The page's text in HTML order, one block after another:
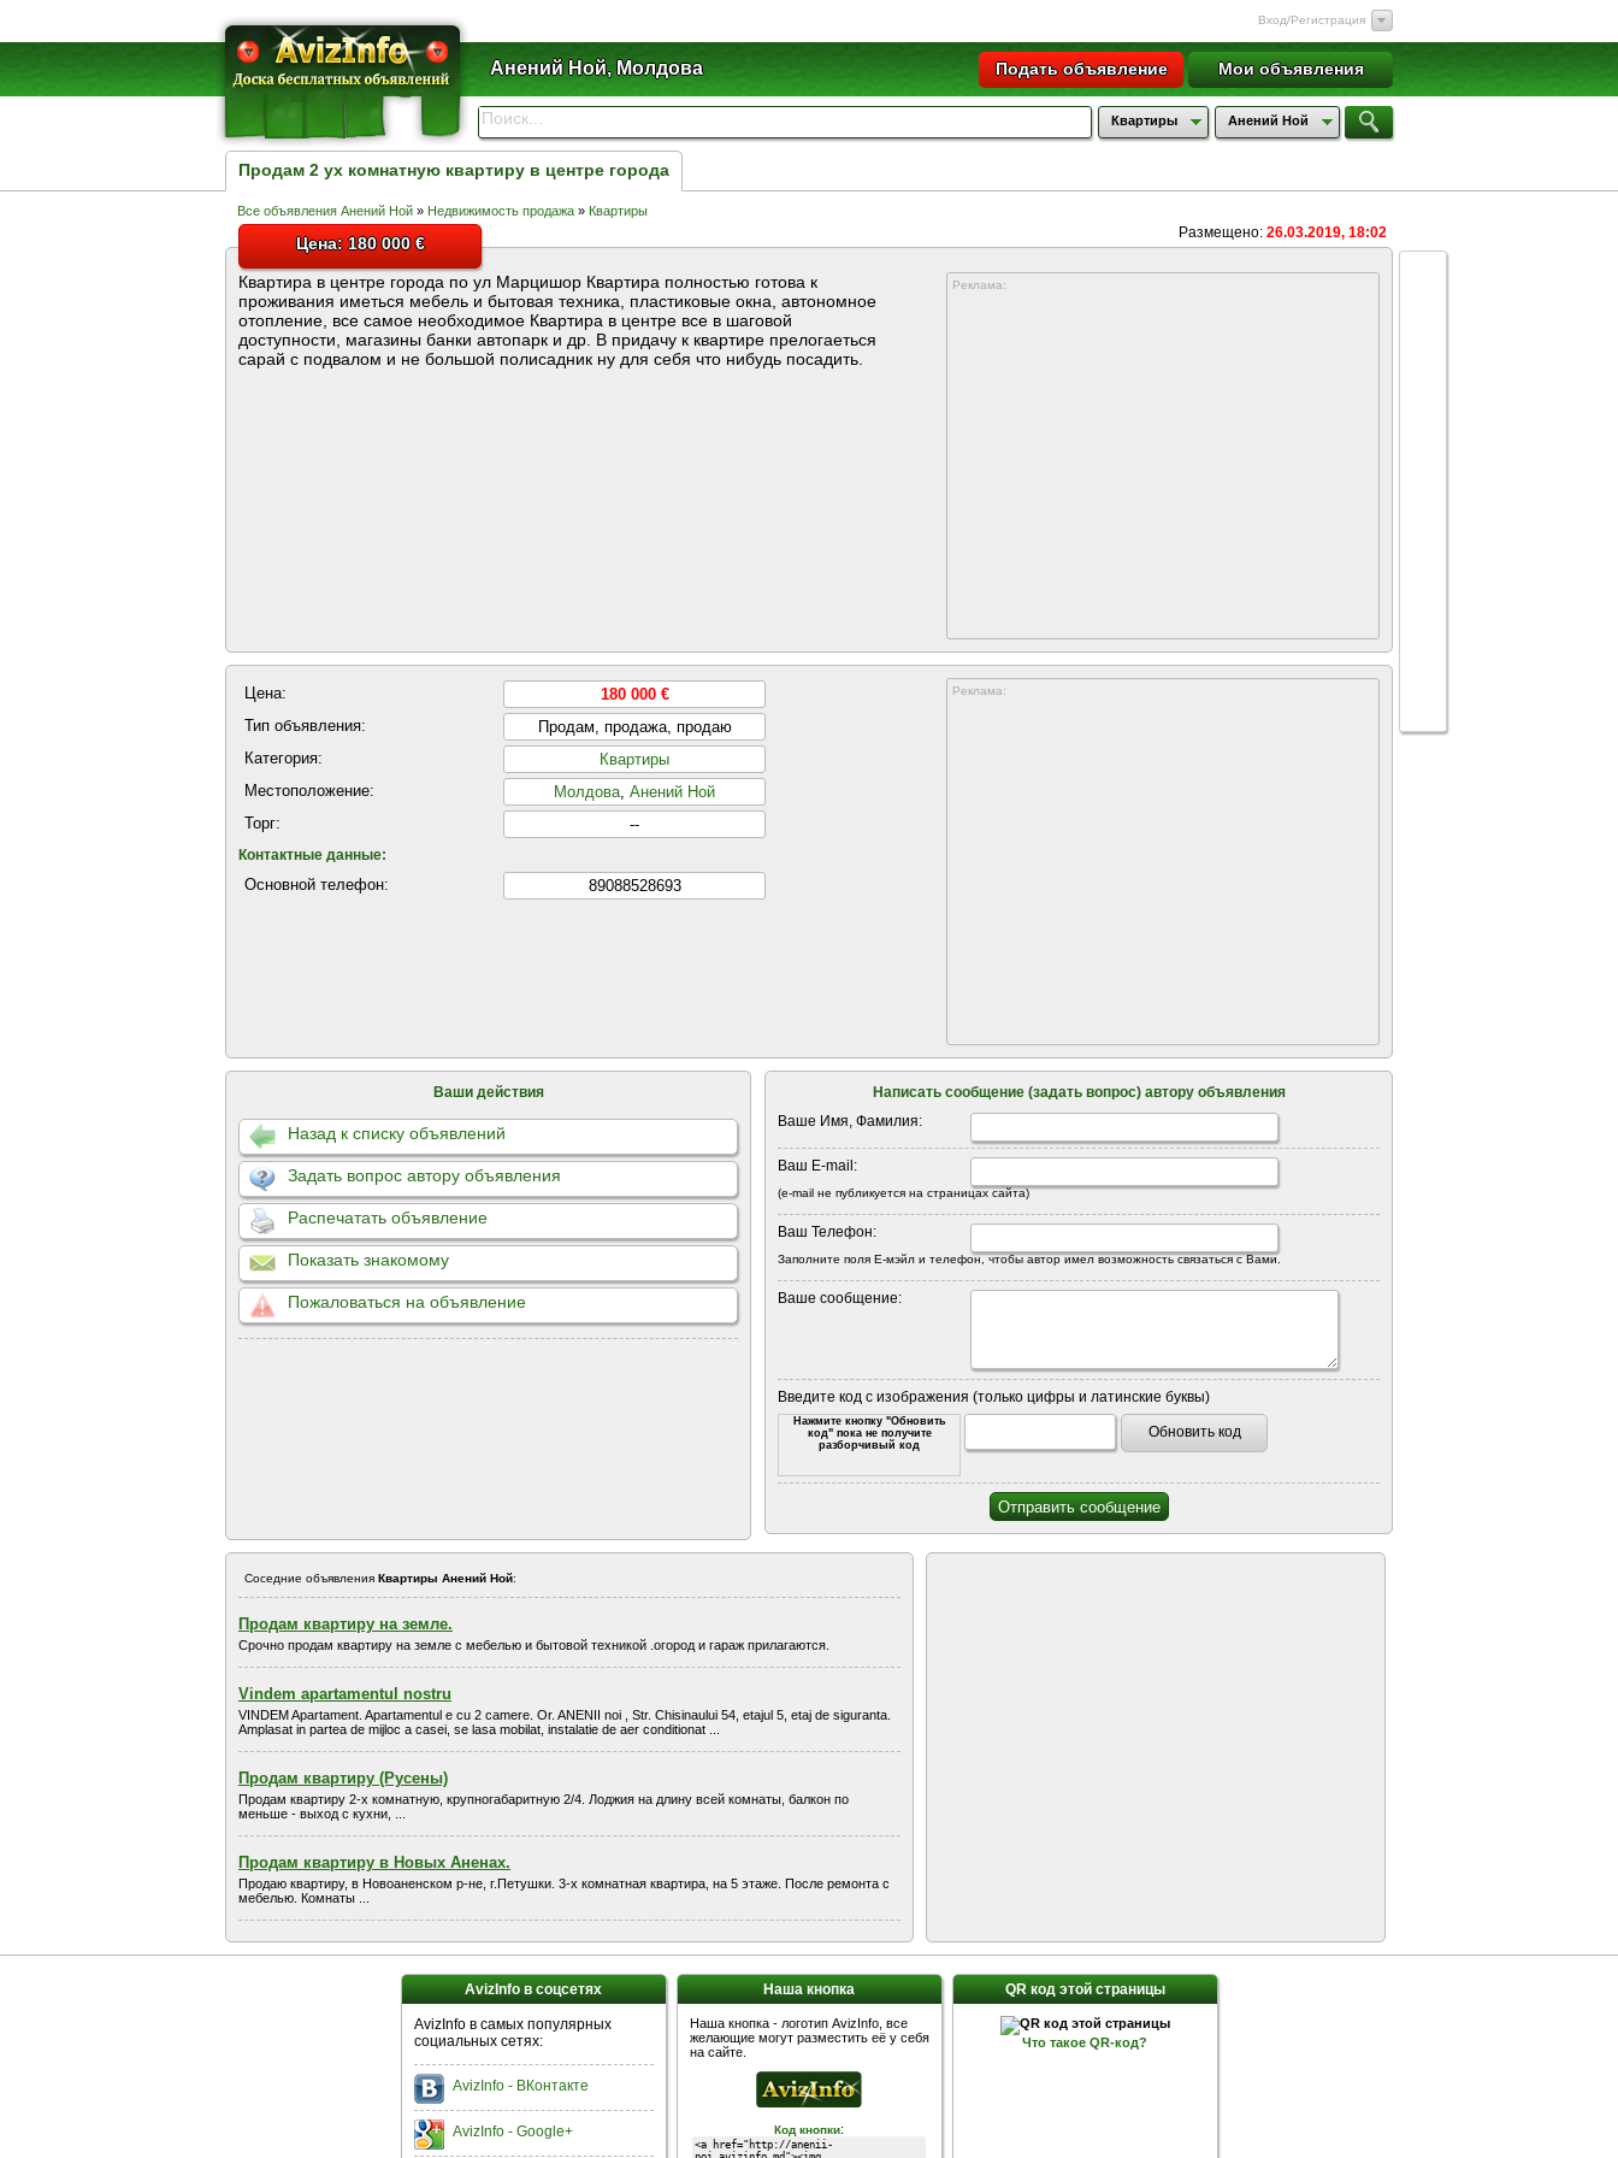
Вход/Регистрация
Анений Ной, Молдова Мои объявления
Подать объявление
Квартиры Анений Ной
Продам 2 ух комнатную квартиру в центре города
Все объявления Анений Ной » Недвижимость продажа » Квартиры
Размещено: 26.03.2019, 18:02
Цена: 180 000 €
Реклама:
Квартира в центре города по ул Марцишор Квартира полностью готова к
проживания иметься мебель и бытовая техника, пластиковые окна, автономное
отопление, все самое необходимое Квартира в центре все в шаговой
доступности, магазины банки автопарк и др. В придачу к квартире прелогаеться
сарай с подвалом и не большой полисадник ну для себя что нибудь посадить.
Цена:
180 000 €
Тип объявления:
Продам, продажа, продаю
Категория:
Квартиры
Местоположение:
Молдова, Анений Ной
Торг:
--
Контактные данные:
Основной телефон: 89088528693
Реклама:
Ваши действия
Назад к списку объявлений
Задать вопрос автору объявления
Распечатать объявление
Показать знакомому
Пожаловаться на объявление
Написать сообщение (задать вопрос) автору объявления
Ваше Имя, Фамилия:
Ваш E-mail:
(e-mail не публикуется на страницах сайта)
Ваш Телефон:
Заполните поля Е-мэйл и телефон, чтобы автор имел возможность связаться с Вами.
Ваше сообщение:
Введите код с изображения (только цифры и латинские буквы)
Нажмите кнопку "Обновить
код" пока не получите
разборчивый код
Обновить код
Соседние объявления Квартиры Анений Ной:
Продам квартиру на земле.
Срочно продам квартиру на земле с мебелью и бытовой техникой .огород и гараж прилагаются.
Vindem apartamentul nostru
VINDEM Apartament. Apartamentul e cu 2 camere. Or. ANENII noi , Str. Chisinaului 54, etajul 5, etaj de siguranta.
Amplasat in partea de mijloc a casei, se lasa mobilat, instalatie de aer conditionat ...
Продам квартиру (Русены)
Продам квартиру 2-х комнатную, крупногабаритную 2/4. Лоджия на длину всей комнаты, балкон по
меньше - выход с кухни, ...
Продам квартиру в Новых Аненах.
Продаю квартиру, в Новоаненском р-не, г.Петушки. 3-х комнатная квартира, на 5 этаже. После ремонта с
мебелью. Комнаты ...
AvizInfo в соцсетях
AvizInfo в самых популярных
социальных сетях:
AvizInfo - ВКонтакте
AvizInfo - Google+
Наша кнопка
Наша кнопка - логотип AvizInfo, все
желающие могут разместить её у себя
на сайте.
Код кнопки:
QR код этой страницы
Что такое QR-код?